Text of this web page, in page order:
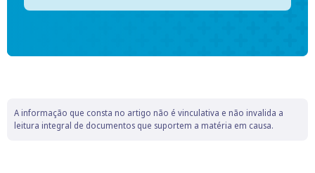
A informação que consta no artigo não é vinculativa e não invalida a
leitura integral de documentos que suportem a matéria em causa.